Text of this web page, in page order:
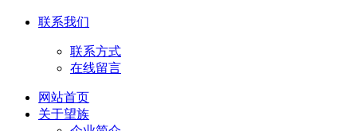
联系我们
联系方式
在线留言
网站首页
关于望族